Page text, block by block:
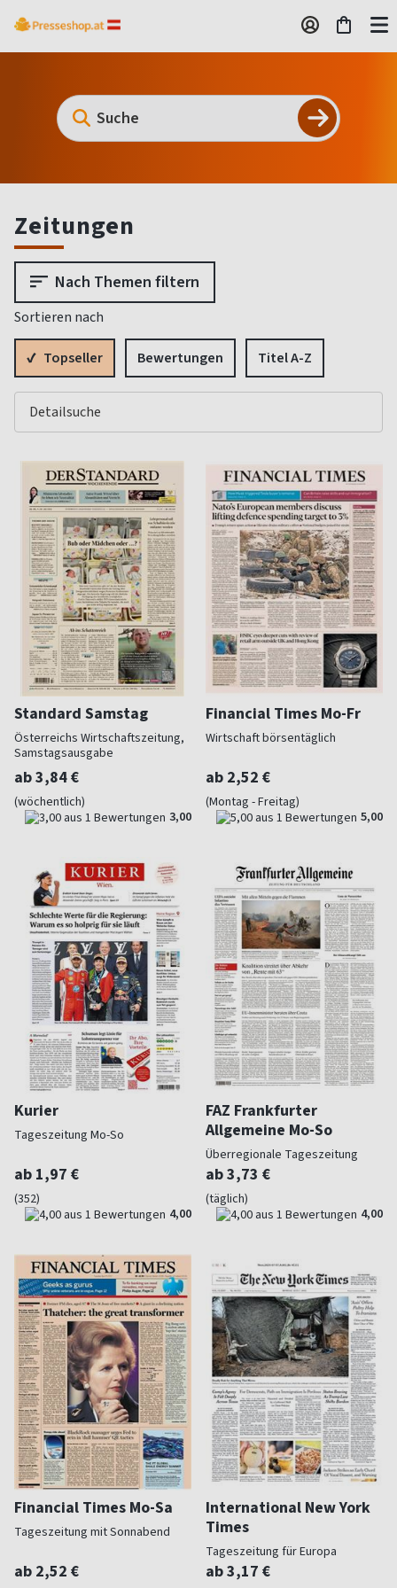
Zeitungen
Nach Themen filtern
Sortieren nach
Topseller Bewertungen Titel A-Z
Standard Samstag
Österreichs Wirtschaftszeitung,
Samstagsausgabe
ab 3,84 €
(wöchentlich)
3,00
Financial Times Mo-Fr
Wirtschaft börsentäglich
ab 2,52 €
(Montag - Freitag)
5,00
Kurier
Tageszeitung Mo-So
ab 1,97 €
(352)
4,00
FAZ Frankfurter
Allgemeine Mo-So
Überregionale Tageszeitung
ab 3,73 €
(täglich)
4,00
Financial Times Mo-Sa
Tageszeitung mit Sonnabend
ab 2,52 €
International New York
Times
Tageszeitung für Europa
ab 3,17 €